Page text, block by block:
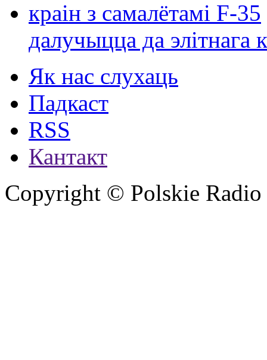
далучыцца да элітнага
Як нас слухаць
Падкаст
RSS
Кантакт
Copyright © Polskie